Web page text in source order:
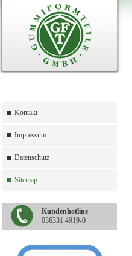
Kontakt
Impressum
Datenschutz
Sitemap
Kundenhotline
036331 4919-0